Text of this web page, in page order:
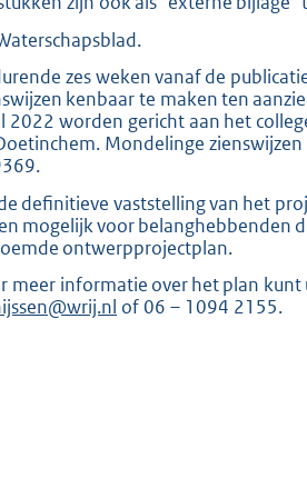
zes weken vanaf de
kenbaar te maken ten
2022 worden gericht aan het
Mondelinge
definitieve vaststelling van het
mogelijk voor belanghebbenden
ontwerpprojectplan.
meer informatie over het plan
of 06 – 1094 2155.